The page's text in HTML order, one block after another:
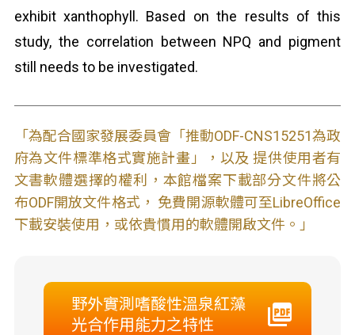
exhibit xanthophyll. Based on the results of this
study, the correlation between NPQ and pigment
still needs to be investigated.
「為配合國家發展委員會「推動ODF-CNS15251為政
府為文件標準格式實施計畫」，以及 提供使用者有
文書軟體選擇的權利，本館檔案下載部分文件將公
布ODF開放文件格式， 免費開源軟體可至LibreOffice
下載安裝使用，或依貴慣用的軟體開啟文件。」
野外實測嗜酸性溫泉紅藻
光合作用能力之特性